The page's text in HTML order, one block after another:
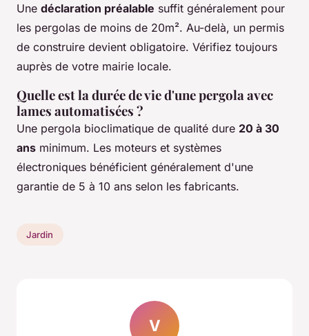
Une déclaration préalable suffit généralement pour
les pergolas de moins de 20m². Au-delà, un permis
de construire devient obligatoire. Vérifiez toujours
auprès de votre mairie locale.
Quelle est la durée de vie d'une pergola avec
lames automatisées ?
Une pergola bioclimatique de qualité dure 20 à 30
ans minimum. Les moteurs et systèmes
électroniques bénéficient généralement d'une
garantie de 5 à 10 ans selon les fabricants.
Jardin
V